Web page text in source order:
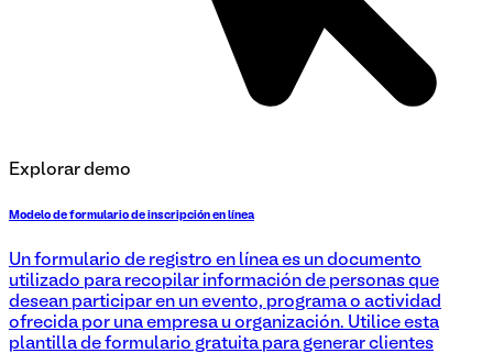
Explorar demo
Modelo de formulario de inscripción en línea
Un formulario de registro en línea es un documento
utilizado para recopilar información de personas que
desean participar en un evento, programa o actividad
ofrecida por una empresa u organización. Utilice esta
plantilla de formulario gratuita para generar clientes